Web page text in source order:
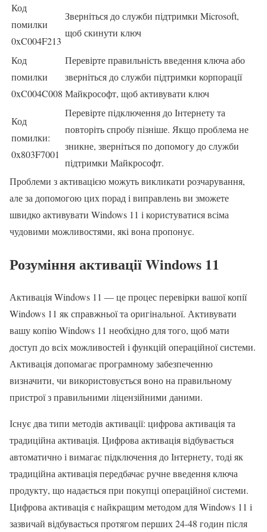
Код
помилки
0xC004F213
Зверніться до служби підтримки Microsoft,
щоб скинути ключ
Код
помилки
0xC004C008
Перевірте правильність введення ключа або
зверніться до служби підтримки корпорації
Майкрософт, щоб активувати ключ
Код
помилки:
0x803F7001
Перевірте підключення до Інтернету та
повторіть спробу пізніше. Якщо проблема не
зникне, зверніться по допомогу до служби
підтримки Майкрософт.
Проблеми з активацією можуть викликати розчарування,
але за допомогою цих порад і виправлень ви зможете
швидко активувати Windows 11 і користуватися всіма
чудовими можливостями, які вона пропонує.
Розуміння активації Windows 11
Активація Windows 11 — це процес перевірки вашої копії
Windows 11 як справжньої та оригінальної. Активувати
вашу копію Windows 11 необхідно для того, щоб мати
доступ до всіх можливостей і функцій операційної системи.
Активація допомагає програмному забезпеченню
визначити, чи використовується воно на правильному
пристрої з правильними ліцензійними даними.
Існує два типи методів активації: цифрова активація та
традиційна активація. Цифрова активація відбувається
автоматично і вимагає підключення до Інтернету, тоді як
традиційна активація передбачає ручне введення ключа
продукту, що надається при покупці операційної системи.
Цифрова активація є найкращим методом для Windows 11 і
зазвичай відбувається протягом перших 24-48 годин після